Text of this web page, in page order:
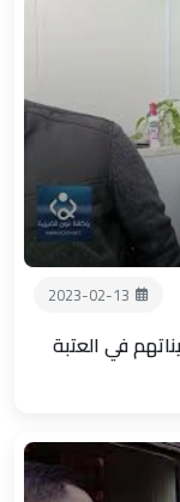
2023-02-13
في العتبة